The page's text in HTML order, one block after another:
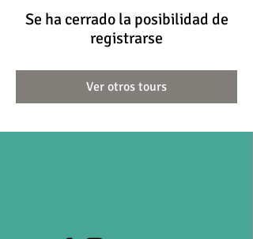
Se ha cerrado la posibilidad de
registrarse
Ver otros tours